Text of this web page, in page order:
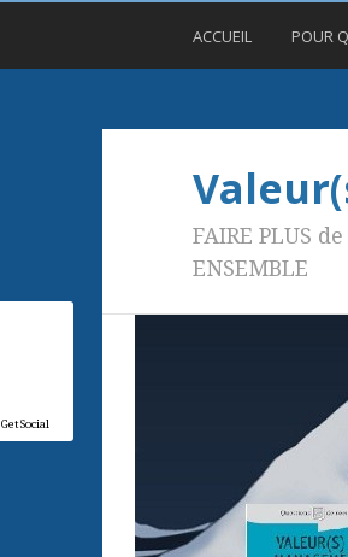
ACCUEIL POUR
FAIRE PLUS
ENSEMBLE
GetSocial